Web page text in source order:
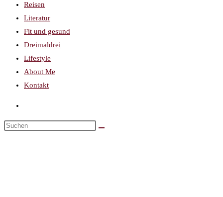
Reisen
Literatur
Fit und gesund
Dreimaldrei
Lifestyle
About Me
Kontakt